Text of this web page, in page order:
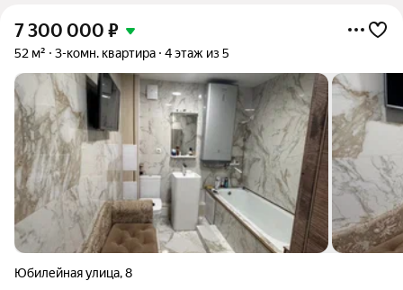
7 300 000 ₽
52 м² 3-комн. квартира 4 этаж из 5
Юбилейная улица,8